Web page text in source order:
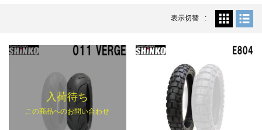
表示切替
入荷待ち
この商品へのお問い合わせ